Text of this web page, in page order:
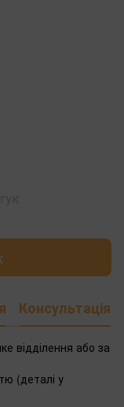
Консультація
відділення або за
(деталі у